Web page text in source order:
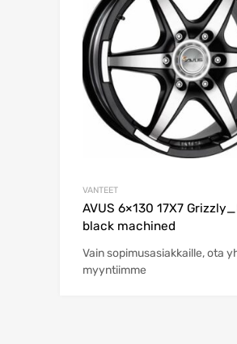
VANTEET
AVUS 6×130 17X7
black machined
Vain sopimusasiakkaille, ota
myyntiimme